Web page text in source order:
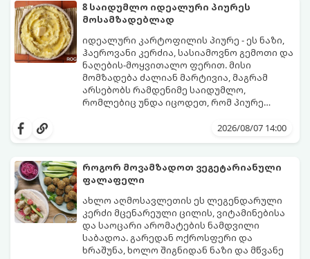
8 საიდუმლო იდეალური პიურეს
მოსამზადებლად
იდეალური კარტოფილის პიურე - ეს ნაზი,
ჰაეროვანი კერძია, სასიამოვნო გემოთი და
ნაღების-მოყვითალო ფერით. მისი
მომზადება ძალიან მარტივია, მაგრამ
არსებობს რამდენიმე საიდუმლო,
რომლებიც უნდა იცოდეთ, რომ პიურე
2026/08/07 14:00
როგორ მოვამზადოთ ვეგეტარიანული
ფალაფელი
ახლო აღმოსავლეთის ეს ლეგენდარული
კერძი მცენარეული ცილის, ვიტამინებისა
და საოცარი არომატების ნამდვილი
საბადოა. გარედან ოქროსფერი და
ხრაშუნა, ხოლო შიგნიდან ნაზი და მწვანე